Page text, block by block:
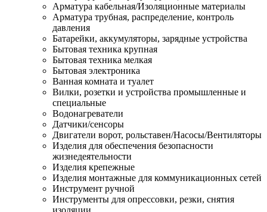
Арматура кабельная/Изоляционные материалы
Арматура трубная, распределение, контроль
давления
Батарейки, аккумуляторы, зарядные устройства
Бытовая техника крупная
Бытовая техника мелкая
Бытовая электроника
Ванная комната и туалет
Вилки, розетки и устройства промышленные и
специальные
Водонагреватели
Датчики/сенсоры
Двигатели ворот, рольставен/Насосы/Вентиляторы
Изделия для обеспечения безопасности
жизнедеятельности
Изделия крепежные
Изделия монтажные для коммуникационных сетей
Инструмент ручной
Инструменты для опрессовки, резки, снятия
изоляции